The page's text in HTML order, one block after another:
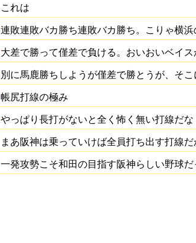
これは
連敗連敗バカ勝ち連敗バカ勝ち。こりゃ横
大差で勝って僅差で負ける。おいおいベイス
別に馬鹿勝ちしようが僅差で勝とうが、そ
帳尻打線の極み
やっぱり長打がないと全く怖く無い打線だな
まあ阪神は乗っていけば全員打ち出す打線
一発攻勢こそ和田の目指す阪神らしい野球だ